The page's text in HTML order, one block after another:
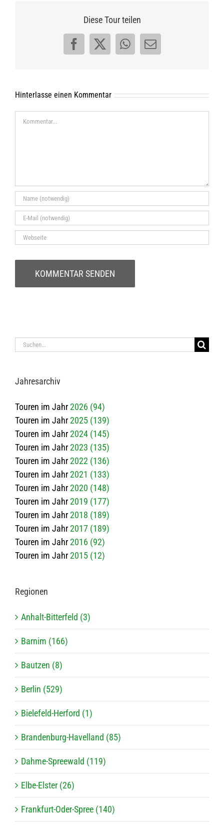
Diese Tour teilen
Facebook
X WhatsApp
E-
Hinterlasse einen Kommentar
Kommentar
Suche
Jah­res­ar­chiv
Touren im Jahr2026 (94)
Touren im Jahr2025 (139)
Touren im Jahr2024 (145)
Touren im Jahr2023 (135)
Touren im Jahr2022 (136)
Touren im Jahr2021 (133)
Touren im Jahr2020 (148)
Touren im Jahr2019 (177)
Touren im Jahr2018 (189)
Touren im Jahr2017 (189)
Touren im Jahr2016 (92)
Touren im Jahr2015 (12)
Regio­nen
Anhalt-Bitterfeld (3)
Barnim (166)
Bautzen (8)
Berlin (529)
Bielefeld-Herford (1)
Brandenburg-Havelland (85)
Dahme-Spreewald (119)
Elbe-Elster (26)
Frankfurt-Oder-Spree (140)